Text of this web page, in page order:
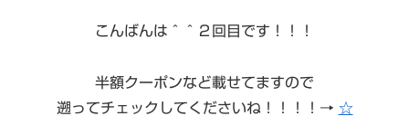
こんばんは＾＾２回目です！！！
半額クーポンなど載せてますので
遡ってチェックしてくださいね！！！！→ ☆